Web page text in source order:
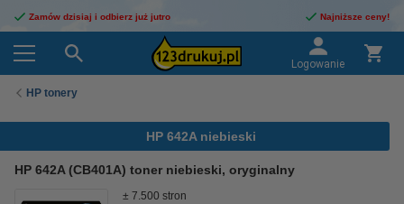
Zamów dzisiaj i odbierz już jutro Najniższe ceny!
Logowanie
HP tonery
HP 642A niebieski
HP 642A (CB401A) toner niebieski, oryginalny
± 7.500 stron